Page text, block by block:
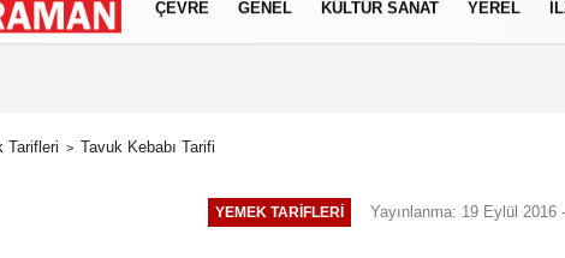
Çerez Politikası Gizlilik İlkeleri
ÇEVRE GENEL KÜLTÜR SANAT YEREL
Tarifleri Tavuk Kebabı Tarifi
YEMEK TARIFLERI Yayınlanma: 19 Eylül 2016